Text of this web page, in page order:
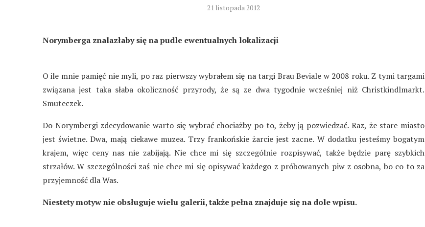
21 listopada 2012
Norymberga znalazłaby się na pudle ewentualnych lokalizacji
O ile mnie pamięć nie myli, po raz pierwszy wybrałem się na targi Brau Beviale w 2008 roku. Z tymi targami
związana jest taka słaba okoliczność przyrody, że są ze dwa tygodnie wcześniej niż Christkindlmarkt.
Smuteczek.
Do Norymbergi zdecydowanie warto się wybrać chociażby po to, żeby ją pozwiedzać. Raz, że stare miasto
jest świetne. Dwa, mają ciekawe muzea. Trzy frankońskie żarcie jest zacne. W dodatku jesteśmy bogatym
krajem, więc ceny nas nie zabijają. Nie chce mi się szczególnie rozpisywać, także będzie parę szybkich
strzałów. W szczególności zaś nie chce mi się opisywać każdego z próbowanych piw z osobna, bo co to za
przyjemność dla Was.
Niestety motyw nie obsługuje wielu galerii, także pełna znajduje się na dole wpisu.